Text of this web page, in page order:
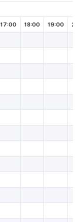
17:00 18:00 19:00